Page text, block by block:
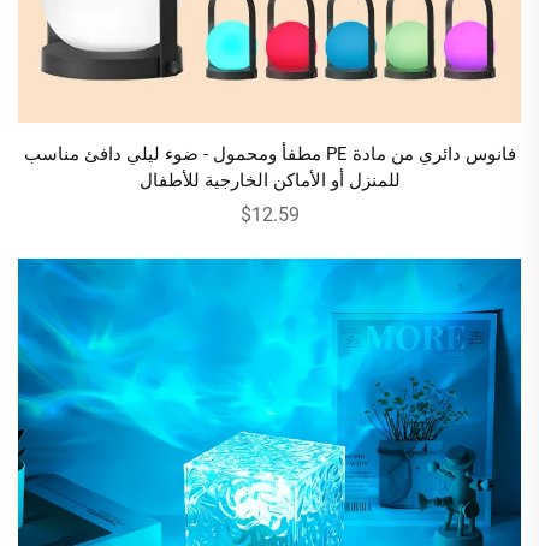
فانوس دائري من مادة PE مطفأ ومحمول - ضوء ليلي دافئ مناسب
للمنزل أو الأماكن الخارجية للأطفال
$12.59